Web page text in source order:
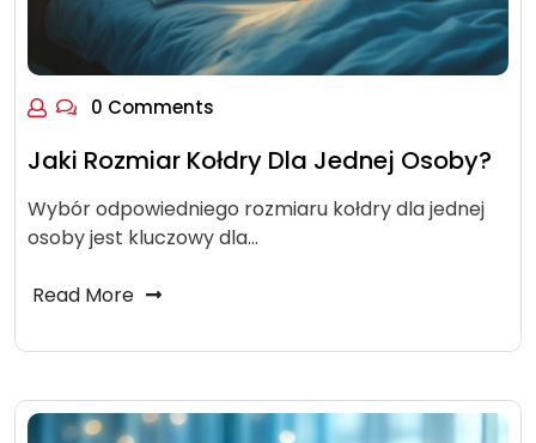
0 Comments
Jaki Rozmiar Kołdry Dla Jednej Osoby?
Wybór odpowiedniego rozmiaru kołdry dla jednej
osoby jest kluczowy dla…
Read More